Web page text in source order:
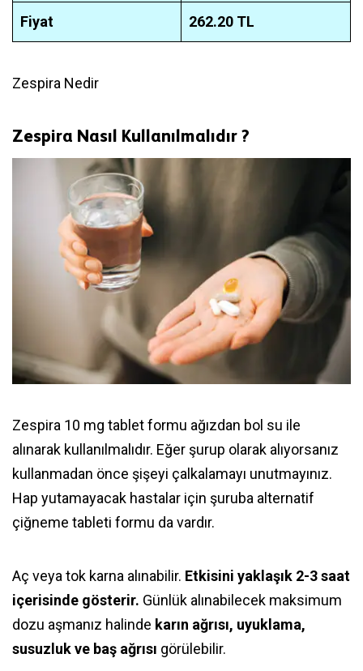
Fiyat 262.20 TL
Zespira Nedir
Zespira Nasıl Kullanılmalıdır ?
Zespira 10 mg tablet formu ağızdan bol su ile
alınarak kullanılmalıdır. Eğer şurup olarak alıyorsanız
kullanmadan önce şişeyi çalkalamayı unutmayınız.
Hap yutamayacak hastalar için şuruba alternatif
çiğneme tableti formu da vardır.
Aç veya tok karna alınabilir. Etkisini yaklaşık 2-3 saat
içerisinde gösterir. Günlük alınabilecek maksimum
dozu aşmanız halinde karın ağrısı, uyuklama,
susuzluk ve baş ağrısı görülebilir.